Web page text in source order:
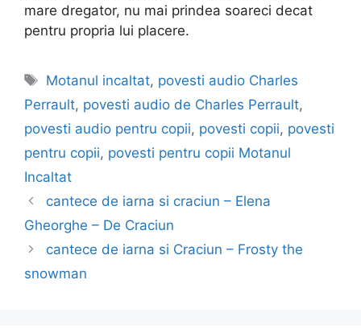
mare dregator, nu mai prindea soareci decat
pentru propria lui placere.
Etichete
Motanul incaltat, povesti audio Charles
Perrault, povesti audio de Charles Perrault,
povesti audio pentru copii, povesti copii, povesti
pentru copii, povesti pentru copii Motanul
Incaltat
cantece de iarna si craciun – Elena
Gheorghe – De Craciun
cantece de iarna si Craciun – Frosty the
snowman